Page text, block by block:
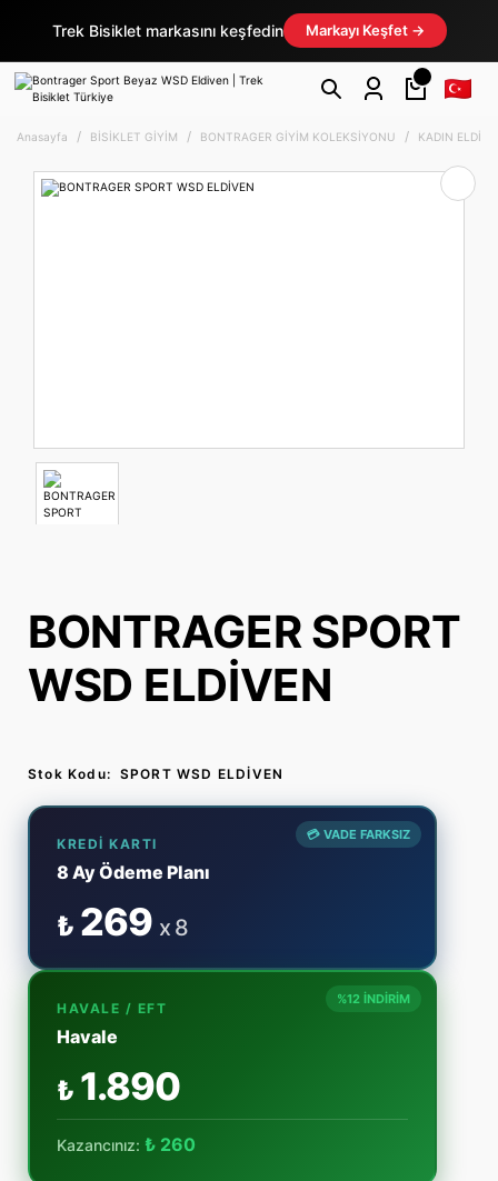
Trek Bisiklet markasını keşfedin Markayı Keşfet →
Anasayfa BİSİKLET GİYİM BONTRAGER GİYİM KOLEKSİYONU KADIN
BONTRAGER SPORT
WSD ELDİVEN
Stok Kodu: SPORT WSD ELDİVEN
💳 VADE FARKSIZ
KREDI KARTI
8 Ay Ödeme Planı
₺ 269 x 8
%12 İNDİRİM
HAVALE / EFT
Havale
₺ 1.890
Kazancınız: ₺ 260